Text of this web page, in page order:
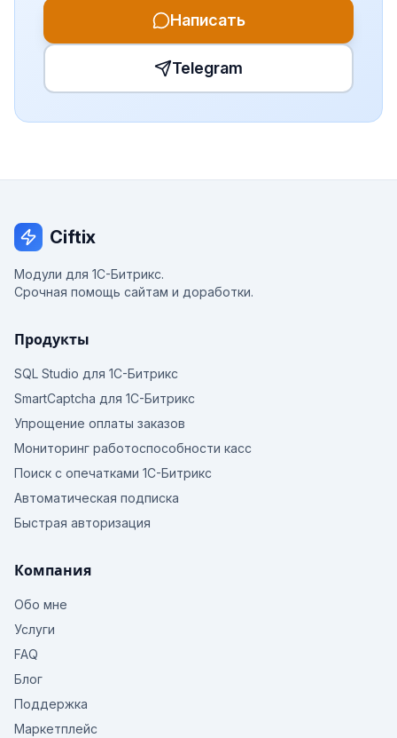
Написать
Telegram
Ciftix
Модули для 1С-Битрикс.
Срочная помощь сайтам и доработки.
Продукты
SQL Studio для 1С-Битрикс
SmartCaptcha для 1С-Битрикс
Упрощение оплаты заказов
Мониторинг работоспособности касс
Поиск с опечатками 1С-Битрикс
Автоматическая подписка
Быстрая авторизация
Компания
Обо мне
Услуги
FAQ
Блог
Поддержка
Маркетплейс